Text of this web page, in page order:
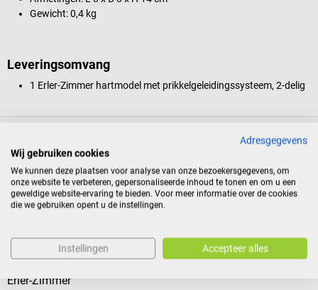
Gewicht: 0,4 kg
Leveringsomvang
1 Erler-Zimmer hartmodel met prikkelgeleidingssysteem, 2-delig
Reviews
Andere kochten ook
Erler-Zimmer
Adresgegevens
Wij gebruiken cookies
We kunnen deze plaatsen voor analyse van onze bezoekersgegevens, om
onze website te verbeteren, gepersonaliseerde inhoud te tonen en om u een
geweldige website-ervaring te bieden. Voor meer informatie over de cookies
die we gebruiken opent u de instellingen.
Instellingen Accepteer alles